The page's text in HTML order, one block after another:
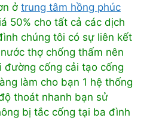
ở trung tâm hồng phúc
50% cho tất cả các dịch
chúng tôi có sự liên kết
thợ chống thấm nên
đường cống cải tạo cống
làm cho bạn 1 hệ thống
thoát nhanh bạn sử
bị tắc cống tại ba đình